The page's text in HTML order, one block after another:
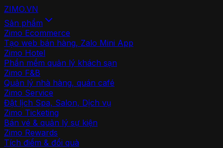
ZIMO.VN
Sản phẩm
Zimo Ecommerce
Tạo web bán hàng, Zalo Mini App
Zimo Hotel
Phần mềm quản lý khách sạn
Zimo F&B
Quản lý nhà hàng, quán café
Zimo Service
Đặt lịch Spa, Salon, Dịch vụ
Zimo Ticketing
Bán vé & quản lý sự kiện
Zimo Rewards
Tích điểm & đổi quà